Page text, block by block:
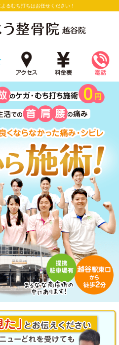
るむち打ちはお任せください！